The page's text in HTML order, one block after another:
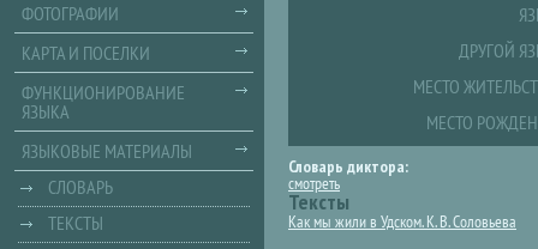
ДРУГОЙ
МЕСТО
МЕСТО
Словарь диктора:
смотреть
Тексты
Как мы жили в Удском. К. В. Соловьева
ФОТОГРАФИИ
КАРТА И ПОСЕЛКИ
ФУНКЦИОНИРОВАНИЕ
ЯЗЫКА
ЯЗЫКОВЫЕ МАТЕРИАЛЫ
СЛОВАРЬ
ТЕКСТЫ